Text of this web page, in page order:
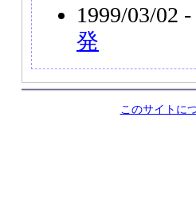
1999/03/02 -
発
このサイトに